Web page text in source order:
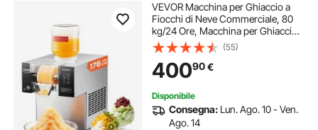
VEVOR Macchina per Ghiaccio a
Fiocchi di Neve Commerciale, 80
kg/24 Ore, Macchina per Ghiaccio
Tritato in Acciaio Inox, Sistema di
Raffreddamento ad Aria per
Dissipazione Calore, per Panetteria,
Bar
(55)
40090€
Disponibile
Consegna: Lun. Ago. 10 - Ven.
Ago. 14